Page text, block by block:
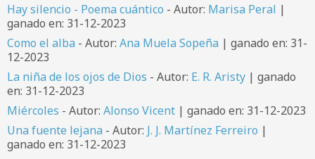
Hay silencio - Poema cuántico - Autor: Marisa Peral |
ganado en: 31-12-2023
Como el alba - Autor: Ana Muela Sopeña | ganado en: 31-
12-2023
La niña de los ojos de Dios - Autor: E. R. Aristy | ganado
en: 31-12-2023
Miércoles - Autor: Alonso Vicent | ganado en: 31-12-2023
Una fuente lejana - Autor: J. J. Martínez Ferreiro |
ganado en: 31-12-2023